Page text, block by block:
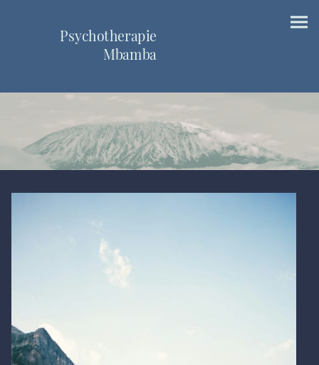
Psychotherapie
Mbamba